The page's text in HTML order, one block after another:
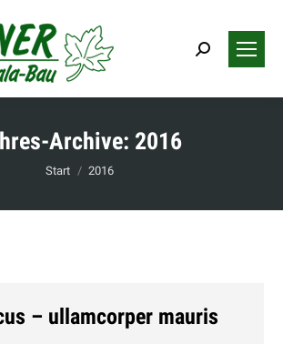
Search:
Archive: 2016
Sie befinden sich hier:
Start 2016
– ullamcorper mauris